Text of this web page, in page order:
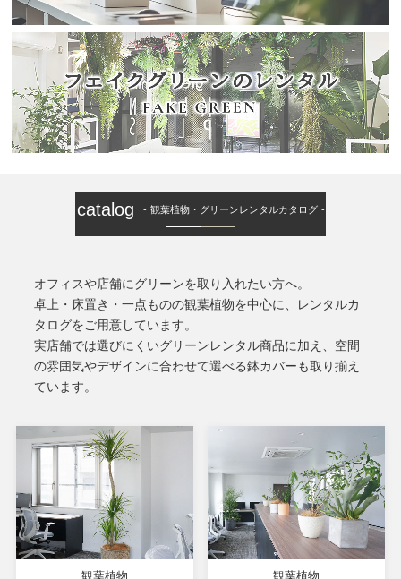
catalog 観葉植物・グリーンレンタルカタログ
オフィスや店舗にグリーンを取り入れたい方へ。
卓上・床置き・一点ものの観葉植物を中心に、レンタルカ
タログをご用意しています。
実店舗では選びにくいグリーンレンタル商品に加え、空間
の雰囲気やデザインに合わせて選べる鉢カバーも取り揃え
ています。
観葉植物
観葉植物